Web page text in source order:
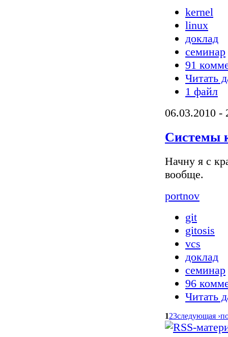
kernel
linux
доклад
семинар
91
Читать
1 файл
06.03.2010 -
Системы
Начну я с
вообще.
portnov
git
gitosis
vcs
доклад
семинар
96
Читать
123следующая ›